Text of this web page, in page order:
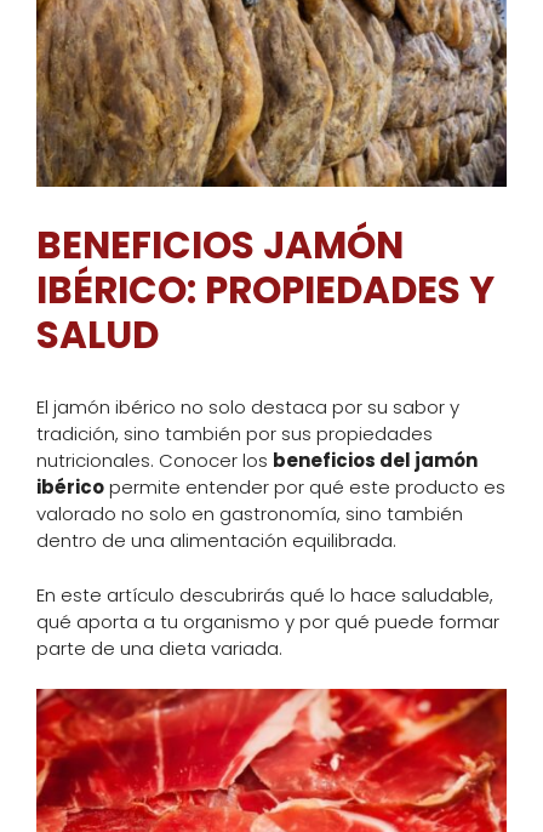
BENEFICIOS JAMÓN
IBÉRICO: PROPIEDADES Y
SALUD
El jamón ibérico no solo destaca por su sabor y
tradición, sino también por sus propiedades
nutricionales. Conocer los beneficios del jamón
ibéricopermite entender por qué este producto es
valorado no solo en gastronomía, sino también
dentro de una alimentación equilibrada.
En este artículo descubrirás qué lo hace saludable,
qué aporta a tu organismo y por qué puede formar
parte de una dieta variada.